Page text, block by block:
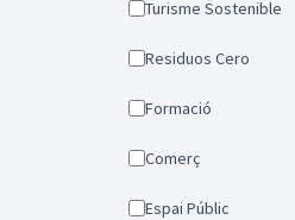
Turisme Sostenible
Residuos Cero
Formació
Comerç
Espai Públic